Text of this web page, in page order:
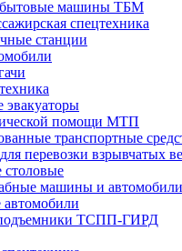
бытовые машины ТБМ
спецтехника
станции
эвакуаторы
помощи МТП
транспортные
перевозки взрывчатых
машины и
ТСПП-ГИРД